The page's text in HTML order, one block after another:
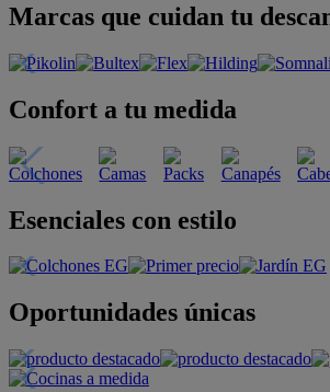
Marcas que cuidan tu
Confort a tu medida
Esenciales con estilo
Oportunidades únicas